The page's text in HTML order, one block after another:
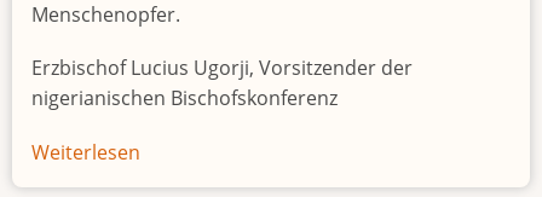
Menschenopfer.
Erzbischof Lucius Ugorji, Vorsitzender der
nigerianischen Bischofskonferenz
Weiterlesen
Jugendarbeitslosigkeit